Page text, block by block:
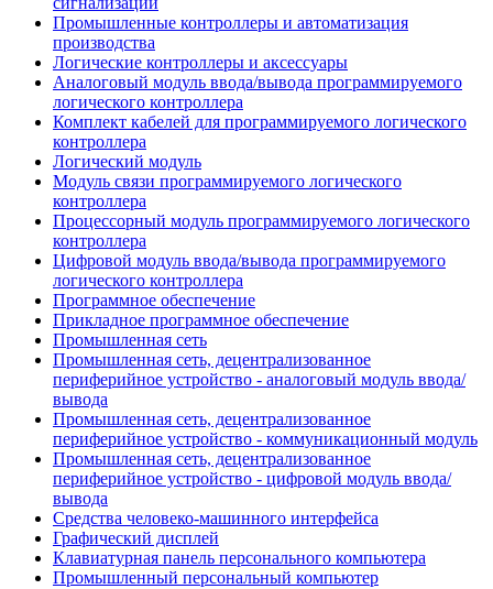
Промышленные контроллеры и автоматизация
производства
Логические контроллеры и аксессуары
Аналоговый модуль ввода/вывода программируемого
логического контроллера
Комплект кабелей для программируемого логического
контроллера
Логический модуль
Модуль связи программируемого логического
контроллера
Процессорный модуль программируемого логического
контроллера
Цифровой модуль ввода/вывода программируемого
логического контроллера
Программное обеспечение
Прикладное программное обеспечение
Промышленная сеть
Промышленная сеть, децентрализованное
периферийное устройство - аналоговый модуль ввода/
вывода
Промышленная сеть, децентрализованное
периферийное устройство - коммуникационный модуль
Промышленная сеть, децентрализованное
периферийное устройство - цифровой модуль ввода/
вывода
Средства человеко-машинного интерфейса
Графический дисплей
Клавиатурная панель персонального компьютера
Промышленный персональный компьютер